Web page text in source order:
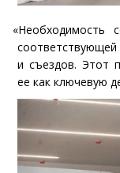
«Необходимость
и съездов. Этот
ее как ключевую